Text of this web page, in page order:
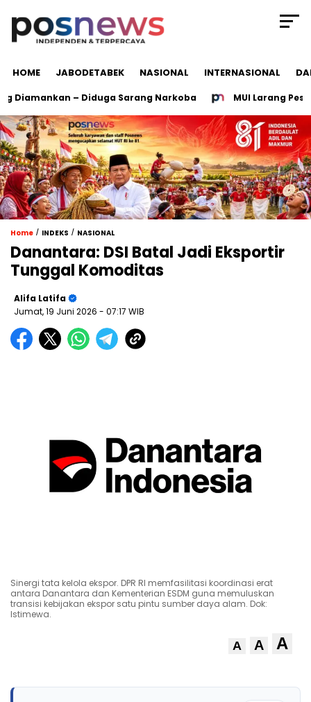
HOME JABODETABEK NASIONAL INTERNASIONAL
– Diduga Sarang Narkoba MUI Larang Peserta
Home / INDEKS / NASIONAL
Danantara: DSI Batal Jadi Eksportir
Tunggal Komoditas
Alifa Latifa
Jumat, 19 Juni 2026 - 07:17 WIB
Sinergi tata kelola ekspor. DPR RI memfasilitasi koordinasi erat
antara Danantara dan Kementerian ESDM guna memuluskan
transisi kebijakan ekspor satu pintu sumber daya alam. Dok:
Istimewa.
A A A